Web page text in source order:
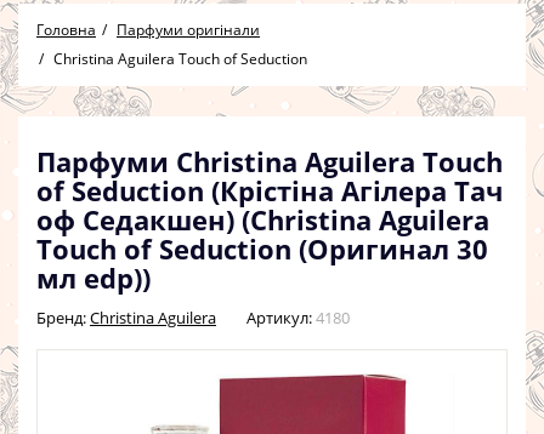
Головна
Парфуми оригінали
Christina Aguilera Touch of Seduction
Парфуми Christina Aguilera Touch
of Seduction (Крістіна Агілера Тач
оф Седакшен) (Christina Aguilera
Touch of Seduction (Оригинал 30
мл edp))
Бренд:Christina Aguilera Артикул:4180